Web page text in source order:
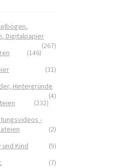
Digitalpapier
(267)
(146)
(31)
Hintergründe
(4)
(232)
-
(2)
und Kind
(9)
(7)